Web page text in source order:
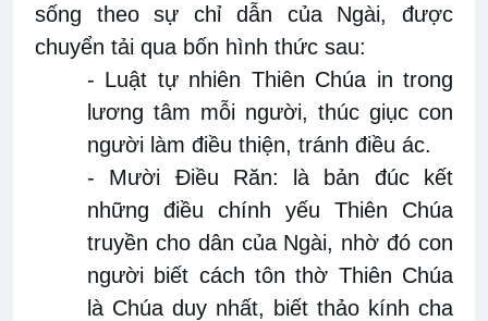
sống theo sự chỉ dẫn của Ngài, được
chuyển tải qua bốn hình thức sau:
- Luật tự nhiên Thiên Chúa in trong
lương tâm mỗi người, thúc giục con
người làm điều thiện, tránh điều ác.
- Mười Điều Răn: là bản đúc kết
những điều chính yếu Thiên Chúa
truyền cho dân của Ngài, nhờ đó con
người biết cách tôn thờ Thiên Chúa
là Chúa duy nhất, biết thảo kính cha